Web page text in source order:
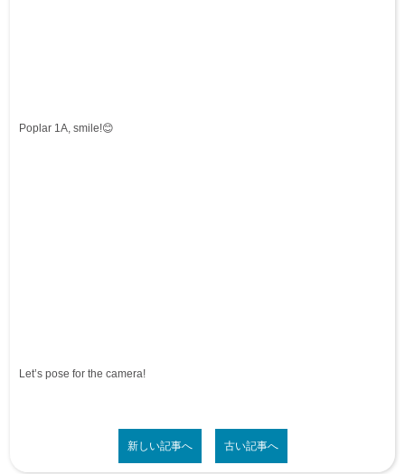
Poplar 1A, smile!😊
Let’s pose for the camera!
新しい記事へ 古い記事へ